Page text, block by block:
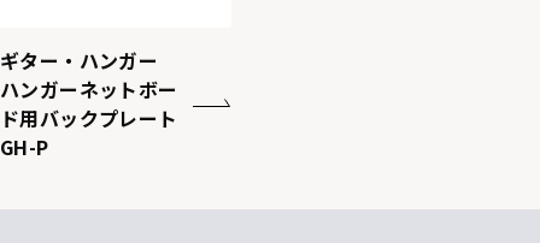
ギター・ハンガー
ハンガーネットボー
ド用バックプレート
GH-P